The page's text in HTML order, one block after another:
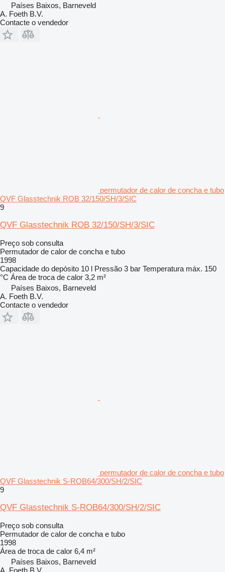
Países Baixos, Barneveld
A. Foeth B.V.
Contacte o vendedor
permutador de calor de concha e tubo
QVF Glasstechnik ROB 32/150/SH/3/SIC
9
QVF Glasstechnik ROB 32/150/SH/3/SIC
Preço sob consulta
Permutador de calor de concha e tubo
1998
Capacidade do depósito 10 l Pressão 3 bar Temperatura máx. 150
°C Área de troca de calor 3,2 m²
Países Baixos, Barneveld
A. Foeth B.V.
Contacte o vendedor
permutador de calor de concha e tubo
QVF Glasstechnik S-ROB64/300/SH/2/SIC
9
QVF Glasstechnik S-ROB64/300/SH/2/SIC
Preço sob consulta
Permutador de calor de concha e tubo
1998
Área de troca de calor 6,4 m²
Países Baixos, Barneveld
A. Foeth B.V.